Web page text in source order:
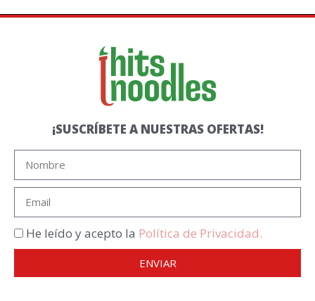
¡SUSCRÍBETE A NUESTRAS OFERTAS!
He leído y acepto la Política de Privacidad.
ENVIAR